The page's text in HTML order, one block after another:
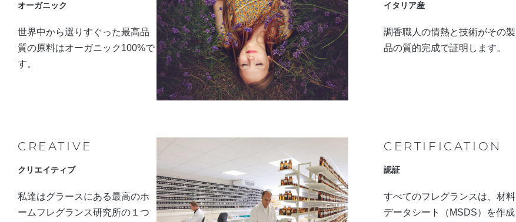
オーガニック
世界中から選りすぐった最高品
質の原料はオーガニック100%で
す。
イタリア産
調香職人の情熱と技術がその製
品の質的完成で証明します。
CREATIVE
クリエイティブ
私達はグラースにある最高のホ
ームフレグランス研究所の１つ
CERTIFICATION
認証
すべてのフレグランスは、材料
データシート（MSDS）を作成